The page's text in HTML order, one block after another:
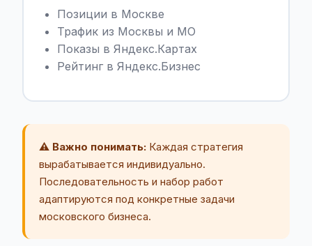
Позиции в Москве
Трафик из Москвы и МО
Показы в Яндекс.Картах
Рейтинг в Яндекс.Бизнес
⚠️ Важно понимать: Каждая стратегия
вырабатывается индивидуально.
Последовательность и набор работ
адаптируются под конкретные задачи
московского бизнеса.